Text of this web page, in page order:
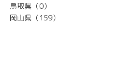
鳥取県（0）
岡山県（159）